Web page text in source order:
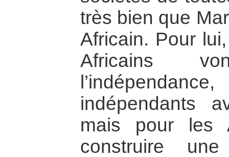
très bien que
Africain. Pour
Africains
indépendants
mais pour les
construire